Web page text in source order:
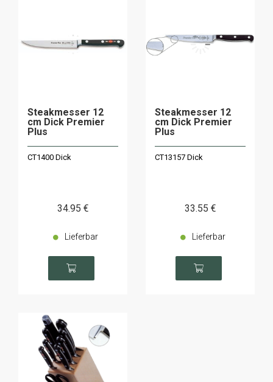
Steakmesser 12
cm Dick Premier
Plus
CT1400 Dick
34.95 €
Lieferbar
Steakmesser 12
cm Dick Premier
Plus
CT13157 Dick
33.55 €
Lieferbar